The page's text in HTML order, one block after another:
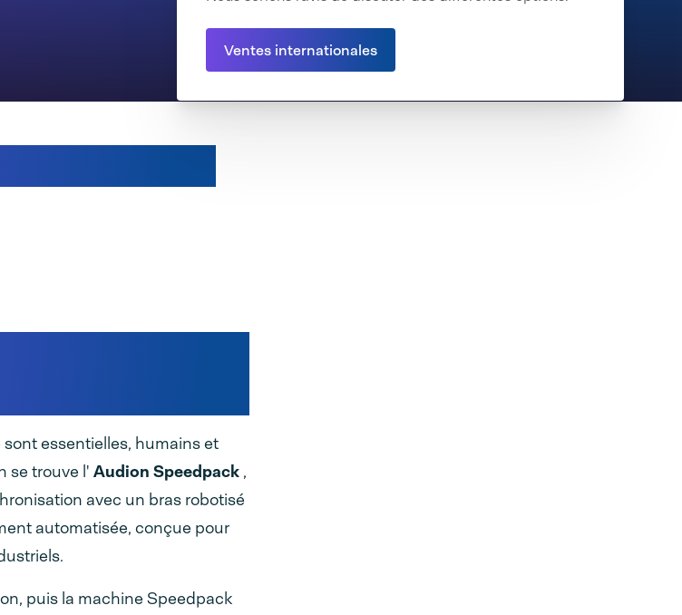
Ventes internationales
essentielles, humains et
se trouve l' Audion Speedpack ,
avec un bras robotisé
automatisée, conçue pour
puis la machine Speedpack